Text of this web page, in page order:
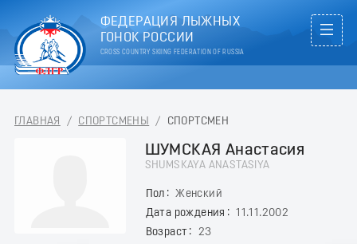
ФЕДЕРАЦИЯ ЛЫЖНЫХ
ГОНОК РОССИИ
CROSS COUNTRY SKIING FEDERATION OF RUSSIA
ГЛАВНАЯ / СПОРТСМЕНЫ / СПОРТСМЕН
ШУМСКАЯ Анастасия
SHUMSKAYA ANASTASIYA
Пол
Женский
Дата рождения
11.11.2002
Возраст
23